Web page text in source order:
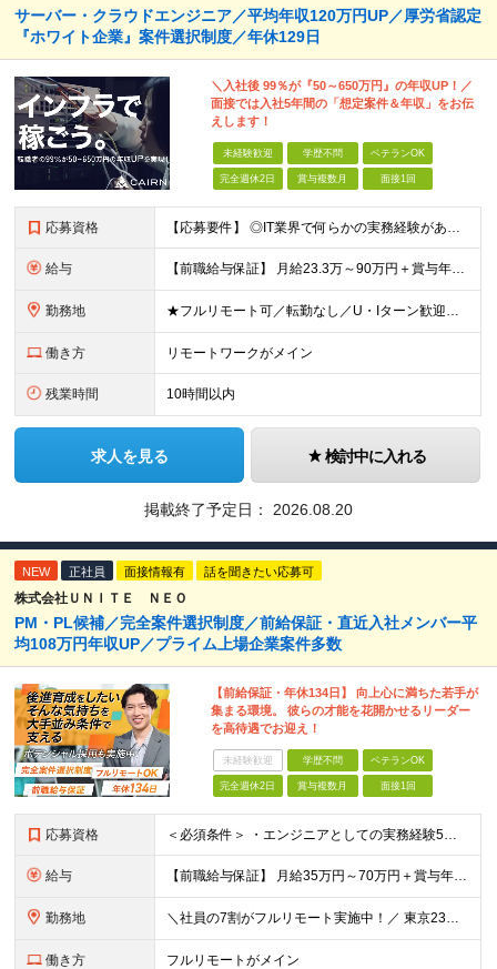
サーバー・クラウドエンジニア／平均年収120万円UP／厚労省認定
『ホワイト企業』案件選択制度／年休129日
＼入社後 99％が『50～650万円』の年収UP！／
面接では入社5年間の「想定案件＆年収」をお伝
えします！
未経験歓迎 学歴不問 ベテランOK
完全週休2日 賞与複数月 面接1回
応募資格 【応募要件】 ◎IT業界で何らかの実務経験がある方 └2～3ヶ月の実務経験のある方は歓迎します！ 例）PCキッティングやモバイル通信基地局の業務経験者など インフラエンジニアとして経験のある方は、
給与 【前職給与保証】 月給23.3万～90万円＋賞与年2回＋インセンティブ ★年収1000万円以上の実績あり！ ※上記月給には月20～30時間分（2万9,300円～21万7,900円）の固定残業代を含み
勤務地 ★フルリモート可／転勤なし／U・Iターン歓迎★ ◎勤務地は相談の上、ご自宅近くに調整します！ 【勤務地】 本社、または東京／埼玉／千葉／神奈川／愛知／仙台のクライアント先 ◎完全在宅（フルリモート）
働き方 リモートワークがメイン
残業時間 10時間以内
求人を見る 検討中に入れる
掲載終了予定日： 2026.08.20
NEW 正社員 面接情報有 話を聞きたい応募可
株式会社ＵＮＩＴＥ ＮＥＯ
PM・PL候補／完全案件選択制度／前給保証・直近入社メンバー平
均108万円年収UP／プライム上場企業案件多数
【前給保証・年休134日】 向上心に満ちた若手が
集まる環境。 彼らの才能を花開かせるリーダー
を高待遇でお迎え！
未経験歓迎 学歴不問 ベテランOK
完全週休2日 賞与複数月 面接1回
応募資格 ＜必須条件＞ ・エンジニアとしての実務経験5年以上 ＜尚可条件＞ ・PM、PL経験 ・後輩指導やチームリーダーなど、何らかのリード経験 ※リーダー未経験の方のご応募も大歓迎です！ポテンシャル採用を
給与 【前職給与保証】 月給35万円～70万円＋賞与年2回＋各種手当 ※前職の給与・スキル・経験を考慮の上、決定いたします。 ※月給には固定残業代（月30時間分／5万円～10万円）を含みます。超過分は別途
勤務地 ＼社員の7割がフルリモート実施中！／ 東京23区内など1都3県を中心としたプロジェクト先での勤務となります。 ※勤務地は希望を考慮します ≪本社≫ 東京都渋谷区恵比寿南1丁目3番7号 隅越ビル5階
働き方 フルリモートがメイン